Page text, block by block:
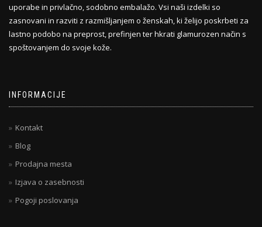
uporabe in privlačno, sodobno embalažo. Vsi naši izdelki so
zasnovani in razviti z razmišljanjem o ženskah, ki želijo poskrbeti za
lastno podobo na preprost, prefinjen ter hkrati glamurozen način s
spoštovanjem do svoje kože.
INFORMACIJE
Kontakt
Blog
Prodajna mesta
Izjava o zasebnosti
Pogoji poslovanja